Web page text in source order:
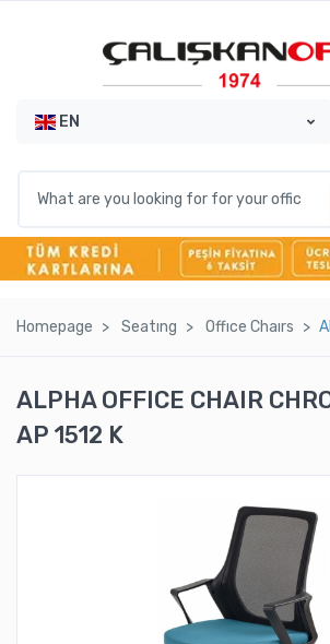
EN
Homepage Seatıng Offıce Chaırs
ALPHA OFFICE CHAIR
AP 1512 K